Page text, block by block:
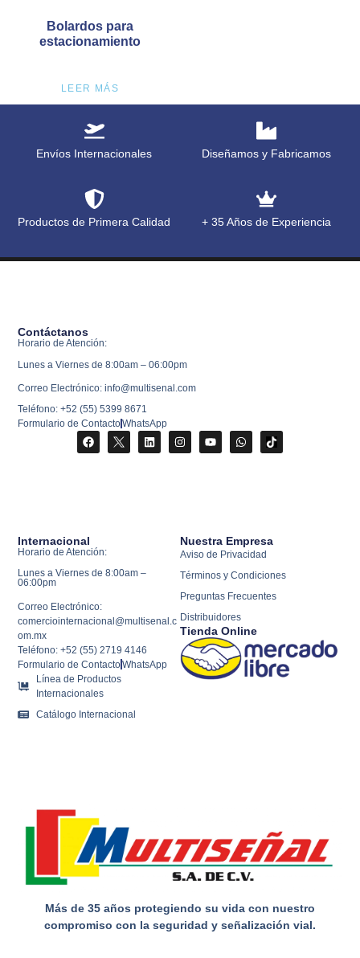
Bolardos para
estacionamiento
LEER MÁS
Envíos Internacionales Diseñamos y Fabricamos
Productos de Primera Calidad + 35 Años de Experiencia
Más de 35 años protegiendo su vida con nuestro
compromiso con la seguridad y señalización vial.
Nuestra Empresa
Aviso de Privacidad
Términos y Condiciones
Preguntas Frecuentes
Distribuidores
Tienda Online
Internacional
Horario de Atención:
Lunes a Viernes de 8:00am –
06:00pm
Correo Electrónico:
comerciointernacional@multisenal.c
om.mx
Teléfono: +52 (55) 2719 4146
Formulario de ContactoWhatsApp
Línea de Productos
Internacionales
Catálogo Internacional
Contáctanos
Horario de Atención:
Lunes a Viernes de 8:00am – 06:00pm
Correo Electrónico: info@multisenal.com
Teléfono: +52 (55) 5399 8671
Formulario de ContactoWhatsApp